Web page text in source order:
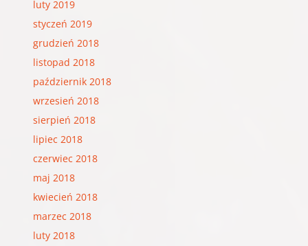
luty 2019
styczeń 2019
grudzień 2018
listopad 2018
październik 2018
wrzesień 2018
sierpień 2018
lipiec 2018
czerwiec 2018
maj 2018
kwiecień 2018
marzec 2018
luty 2018